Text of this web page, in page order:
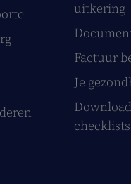
uitkering
Factuur
Je
checklists